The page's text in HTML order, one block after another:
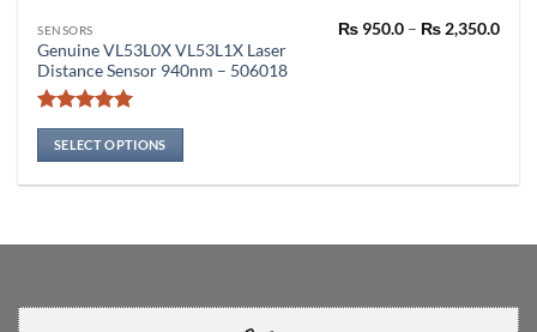
SENSORS
Genuine VL53L0X VL53L1X Laser
Distance Sensor 940nm – 506018
Rated5
out of 5
₨950.0 – ₨2,350.0Price
SELECT OPTIONS
This
product
has
multiple
variants.
The
options
the